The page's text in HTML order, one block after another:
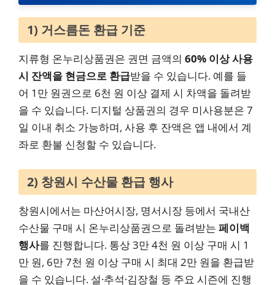
1) 거스름돈 환급 기준
지류형 온누리상품권은 권면 금액의 60% 이상 사용
시 잔액을 현금으로 환급받을 수 있습니다. 예를 들
어 1만 원권으로 6천 원 이상 결제 시 차액을 돌려받
을 수 있습니다. 디지털 상품권의 경우 미사용분은 7
일 이내 취소 가능하며, 사용 후 잔액은 앱 내에서 계
좌로 환불 신청할 수 있습니다.
2) 창원시 수산물 환급 행사
창원시에서는 마산어시장, 명서시장 등에서 국내산
수산물 구매 시 온누리상품권으로 돌려받는 페이백
행사를 진행합니다. 통상 3만 4천 원 이상 구매 시 1
만 원, 6만 7천 원 이상 구매 시 최대 2만 원을 환급받
을 수 있습니다. 설·추석·김장철 등 주요 시즌에 진행